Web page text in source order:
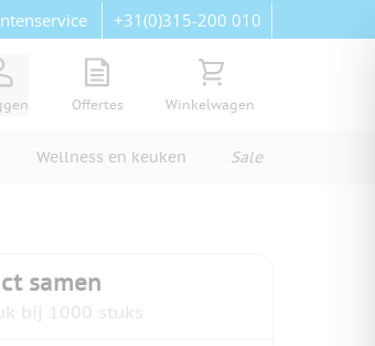
+31(0)315-200 010
View quote, Quote is empty
Offertes
Bekijk winkelwagen,
Winkelwagen
Wellness en keuken Sale
samen
bij 1000 stuks